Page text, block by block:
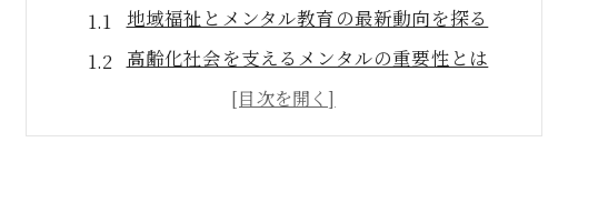
地域福祉とメンタル教育の最新動向を探る
高齢化社会を支えるメンタルの重要性とは
現代の地域課題とメンタル教育のつながり
多世代交流が生むメンタルの課題と対策